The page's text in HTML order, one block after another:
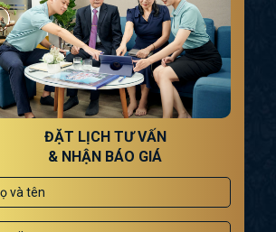
ĐẶT LỊCH TƯ VẤN
& NHẬN BÁO GIÁ